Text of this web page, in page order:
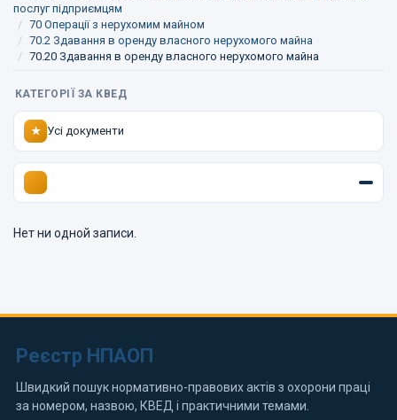
послуг підприємцям
70 Операції з нерухомим майном
70.2 Здавання в оренду власного нерухомого майна
70.20 Здавання в оренду власного нерухомого майна
КАТЕГОРІЇ ЗА КВЕД
★ Усі документи
Нет ни одной записи.
Реєстр НПАОП
Швидкий пошук нормативно-правових актів з охорони праці
за номером, назвою, КВЕД і практичними темами.